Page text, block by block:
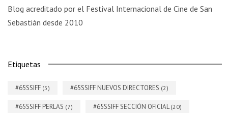
Blog acreditado por el Festival Internacional de Cine de San
Sebastián desde 2010
Etiquetas
#65SSIFF (5) #65SSIFF NUEVOS DIRECTORES (2)
#65SSIFF PERLAS (7) #65SSIFF SECCIÓN OFICIAL(20)